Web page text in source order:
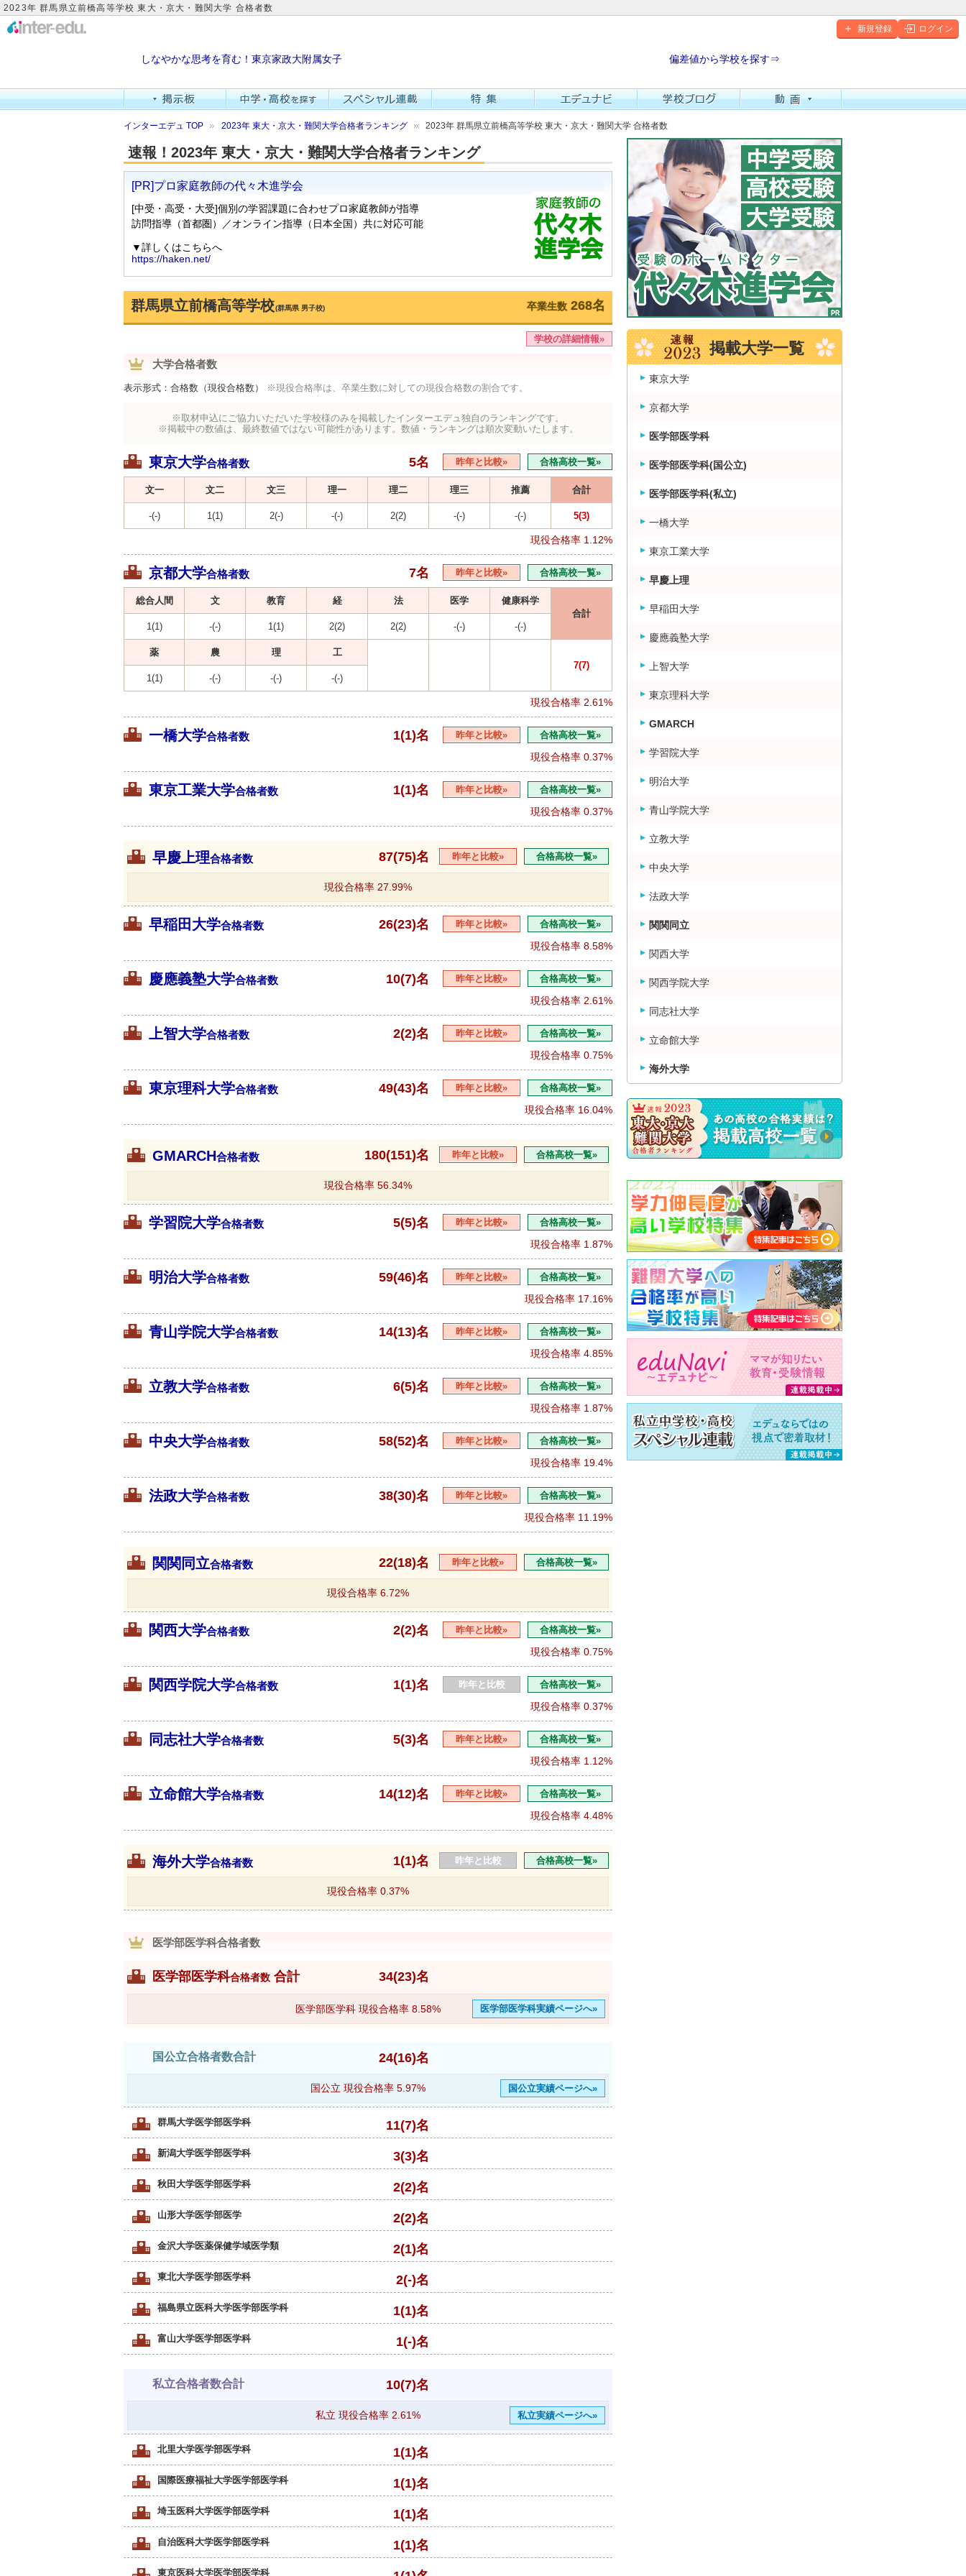
2023年 群馬県立前橋高等学校 東大・京大・難関大学 合格者数
新規登録 ログイン
しなやかな思考を育む！東京家政大附属女子 偏差値から学校を探す⇒
インターエデュ TOP 2023年 東大・京大・難関大学合格者ランキング 2023年 群馬県立前橋高等学校 東大・京大・難関大学 合格者数
速報！2023年 東大・京大・難関大学合格者ランキング
群馬県立前橋高等学校(群馬県 男子校) 卒業生数 268名
学校の詳細情報»
大学合格者数
表示形式：合格数（現役合格数） ※現役合格率は、卒業生数に対しての現役合格数の割合です。
※取材申込にご協力いただいた学校様のみを掲載したインターエデュ独自のランキングです。
※掲載中の数値は、最終数値ではない可能性があります。数値・ランキングは順次変動いたします。
東京大学合格者数 5名 昨年と比較» 合格高校一覧»
文一 文二 文三 理一 理二 理三 推薦 合計
-(-) 1(1) 2(-) -(-) 2(2) -(-) -(-) 5(3)
現役合格率 1.12%
京都大学合格者数 7名 昨年と比較» 合格高校一覧»
総合人間 文 教育 経 法 医学
健康科学
合計
1(1)
-(-) 1(1) 2(2) 2(2) -(-) -(-)
薬 農 理
工
7(7)
1(1)
-(-) -(-) -(-)
現役合格率 2.61%
一橋大学合格者数 1(1)名 昨年と比較» 合格高校一覧»
現役合格率 0.37%
東京工業大学合格者数 1(1)名 昨年と比較» 合格高校一覧»
現役合格率 0.37%
早慶上理合格者数 87(75)名 昨年と比較» 合格高校一覧»
現役合格率 27.99%
早稲田大学合格者数 26(23)名 昨年と比較» 合格高校一覧»
現役合格率 8.58%
慶應義塾大学合格者数 10(7)名 昨年と比較» 合格高校一覧»
現役合格率 2.61%
上智大学合格者数 2(2)名 昨年と比較» 合格高校一覧»
現役合格率 0.75%
東京理科大学合格者数 49(43)名 昨年と比較» 合格高校一覧»
現役合格率 16.04%
GMARCH合格者数 180(151)名 昨年と比較» 合格高校一覧»
現役合格率 56.34%
学習院大学合格者数 5(5)名 昨年と比較» 合格高校一覧»
現役合格率 1.87%
明治大学合格者数 59(46)名 昨年と比較» 合格高校一覧»
現役合格率 17.16%
青山学院大学合格者数 14(13)名 昨年と比較» 合格高校一覧»
現役合格率 4.85%
立教大学合格者数 6(5)名 昨年と比較» 合格高校一覧»
現役合格率 1.87%
中央大学合格者数 58(52)名 昨年と比較» 合格高校一覧»
現役合格率 19.4%
法政大学合格者数 38(30)名 昨年と比較» 合格高校一覧»
現役合格率 11.19%
関関同立合格者数 22(18)名 昨年と比較» 合格高校一覧»
現役合格率 6.72%
関西大学合格者数 2(2)名 昨年と比較» 合格高校一覧»
現役合格率 0.75%
関西学院大学合格者数 1(1)名 昨年と比較 合格高校一覧»
現役合格率 0.37%
同志社大学合格者数 5(3)名 昨年と比較» 合格高校一覧»
現役合格率 1.12%
立命館大学合格者数 14(12)名 昨年と比較» 合格高校一覧»
現役合格率 4.48%
海外大学合格者数 1(1)名 昨年と比較 合格高校一覧»
現役合格率 0.37%
医学部医学科合格者数
医学部医学科合格者数 合計 34(23)名
医学部医学科 現役合格率 8.58% 医学部医学科実績ページへ»
国公立合格者数合計 24(16)名
国公立 現役合格率 5.97% 国公立実績ページへ»
群馬大学医学部医学科 11(7)名
新潟大学医学部医学科 3(3)名
秋田大学医学部医学科 2(2)名
山形大学医学部医学 2(2)名
金沢大学医薬保健学域医学類 2(1)名
東北大学医学部医学科 2(-)名
福島県立医科大学医学部医学科 1(1)名
富山大学医学部医学科 1(-)名
私立合格者数合計 10(7)名
私立 現役合格率 2.61% 私立実績ページへ»
北里大学医学部医学科 1(1)名
国際医療福祉大学医学部医学科 1(1)名
埼玉医科大学医学部医学科 1(1)名
自治医科大学医学部医学科 1(1)名
東京医科大学医学部医学科
掲載大学一覧
東京大学
京都大学
医学部医学科
医学部医学科(国公立)
医学部医学科(私立)
一橋大学
東京工業大学
早慶上理
早稲田大学
慶應義塾大学
上智大学
東京理科大学
GMARCH
学習院大学
明治大学
青山学院大学
立教大学
中央大学
法政大学
関関同立
関西大学
関西学院大学
同志社大学
立命館大学
海外大学